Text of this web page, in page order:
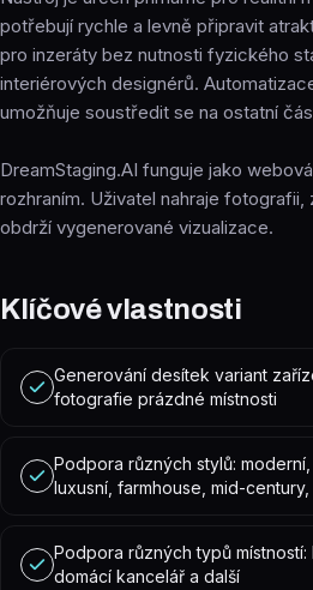
potřebují rychle a levně připravit
pro inzeráty bez nutnosti fyzického
interiérových designérů.
umožňuje soustředit se na ostatní
DreamStaging.AI funguje jako
rozhraním. Uživatel nahraje
obdrží vygenerované vizualizace.
Klíčové vlastnosti
Generování desítek variant
fotografie prázdné místnosti
Podpora různých stylů:
luxusní, farmhouse, mid-century,
Podpora různých typů
domácí kancelář a další